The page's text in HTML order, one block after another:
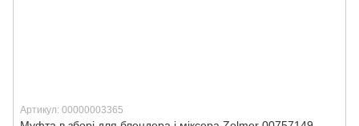
Артикул: 00000003365